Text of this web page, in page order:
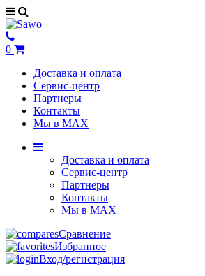
0
Доставка и оплата
Сервис-центр
Партнеры
Контакты
Мы в MAX
Доставка и оплата
Сервис-центр
Партнеры
Контакты
Мы в MAX
Сравнение
Избранное
Вход/регистрация